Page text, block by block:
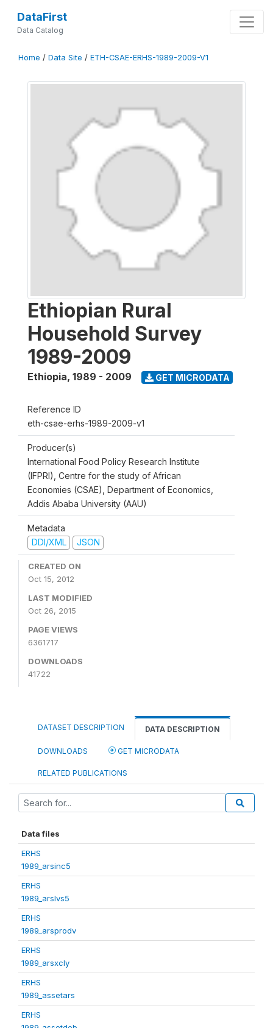
DataFirst
Data Catalog
Home / Data Site / ETH-CSAE-ERHS-1989-2009-V1
Ethiopian Rural
Household Survey
1989-2009
Ethiopia, 1989 - 2009 GET MICRODATA
Reference ID
eth-csae-erhs-1989-2009-v1
Producer(s)
International Food Policy Research Institute
(IFPRI), Centre for the study of African
Economies (CSAE), Department of Economics,
Addis Ababa University (AAU)
Metadata
DDI/XML
JSON
CREATED ON
Oct 15, 2012
LAST MODIFIED
Oct 26, 2015
PAGE VIEWS
6361717
DOWNLOADS
41722
DATASET DESCRIPTION DATA DESCRIPTION
DOWNLOADS GET MICRODATA
RELATED PUBLICATIONS
Data files
ERHS
1989_arsinc5
ERHS
1989_arslvs5
ERHS
1989_arsprodv
ERHS
1989_arsxcly
ERHS
1989_assetars
ERHS